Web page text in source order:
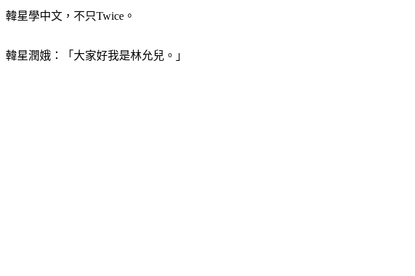
韓星學中文，不只Twice。
韓星潤娥：「大家好我是林允兒。」